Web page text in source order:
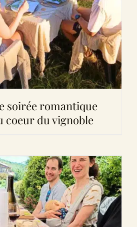
soirée romantique
coeur du vignoble